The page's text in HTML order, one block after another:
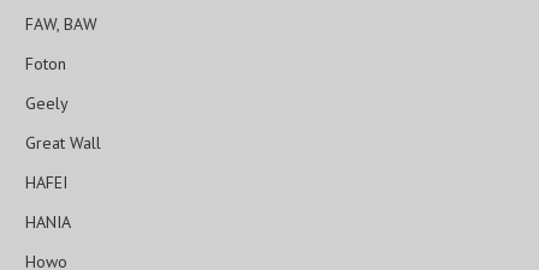
FAW, BAW
Foton
Geely
Great Wall
HAFEI
HANIA
Howo